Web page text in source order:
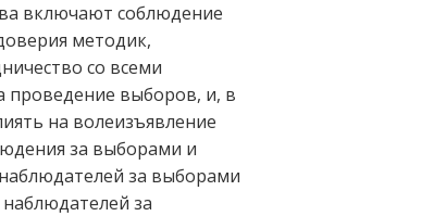
включают соблюдение
методик,
со всеми
проведение выборов, и, в
на волеизъявление
за выборами и
за выборами
за